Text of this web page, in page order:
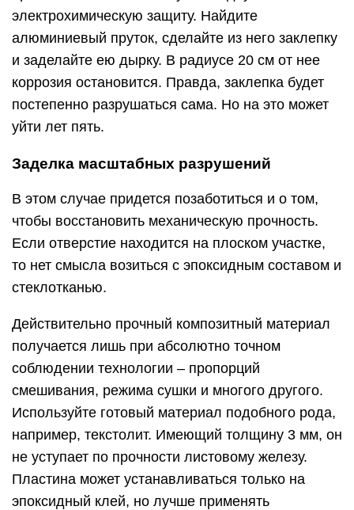
электрохимическую защиту. Найдите
алюминиевый пруток, сделайте из него заклепку
и заделайте ею дырку. В радиусе 20 см от нее
коррозия остановится. Правда, заклепка будет
постепенно разрушаться сама. Но на это может
уйти лет пять.
Заделка масштабных разрушений
В этом случае придется позаботиться и о том,
чтобы восстановить механическую прочность.
Если отверстие находится на плоском участке,
то нет смысла возиться с эпоксидным составом и
стеклотканью.
Действительно прочный композитный материал
получается лишь при абсолютно точном
соблюдении технологии – пропорций
смешивания, режима сушки и многого другого.
Используйте готовый материал подобного рода,
например, текстолит. Имеющий толщину 3 мм, он
не уступает по прочности листовому железу.
Пластина может устанавливаться только на
эпоксидный клей, но лучше применять